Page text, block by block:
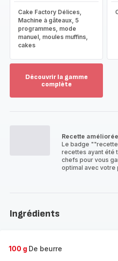
Cake Factory Délices,
Machine à gâteaux, 5
programmes, mode
manuel, moules muffins,
cakes
Découvrir la gamme
complète
Recette améliorée
Le badge
recettes ayant été
chefs pour vous
optimal avec votre
Ingrédients
100 g De beurre